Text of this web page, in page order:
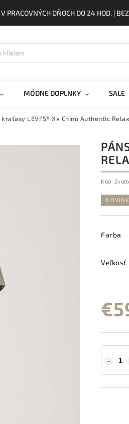
PRACOVNÝCH DŇOCH DO 24 HOD. |
MÓDNE DOPLNKY SALE
kraťasy LEVI'S® Xx Chino Authentic
Kód:
Farba
Veľkosť